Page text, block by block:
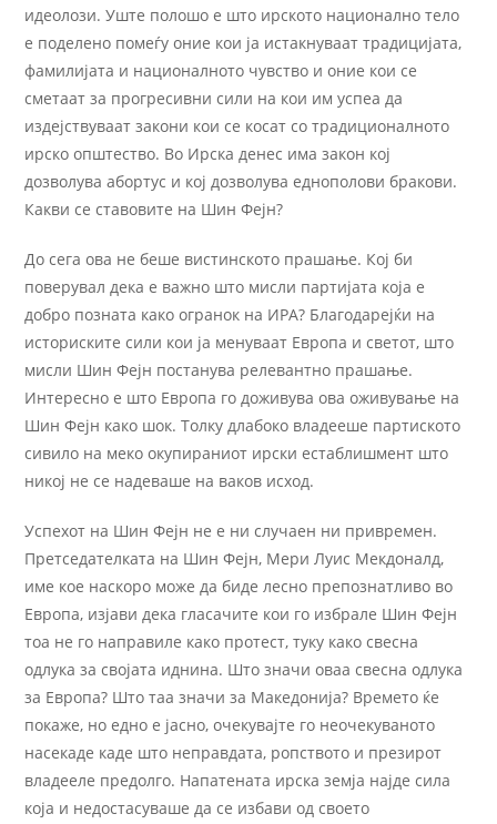
идеолози. Уште полошо е што ирското национално тело
е поделено помеѓу оние кои ја истакнуваат традицијата,
фамилијата и националното чувство и оние кои се
сметаат за прогресивни сили на кои им успеа да
издејствуваат закони кои се косат со традиционалното
ирско општество. Во Ирска денес има закон кој
дозволува абортус и кој дозволува еднополови бракови.
Какви се ставовите на Шин Фејн?
До сега ова не беше вистинското прашање. Кој би
поверувал дека е важно што мисли партијата која е
добро позната како огранок на ИРА? Благодарејќи на
историските сили кои ја менуваат Европа и светот, што
мисли Шин Фејн постанува релевантно прашање.
Интересно е што Европа го доживува ова оживување на
Шин Фејн како шок. Толку длабоко владееше партиското
сивило на меко окупираниот ирски естаблишмент што
никој не се надеваше на ваков исход.
Успехот на Шин Фејн не е ни случаен ни привремен.
Претседателката на Шин Фејн, Мери Луис Мекдоналд,
име кое наскоро може да биде лесно препознатливо во
Европа, изјави дека гласачите кои го избрале Шин Фејн
тоа не го направиле како протест, туку како свесна
одлука за својата иднина. Што значи оваа свесна одлука
за Европа? Што таа значи за Македонија? Времето ќе
покаже, но едно е јасно, очекувајте го неочекуваното
насекаде каде што неправдата, ропството и презирот
владееле предолго. Напатената ирска земја најде сила
која и недостасуваше да се избави од своето